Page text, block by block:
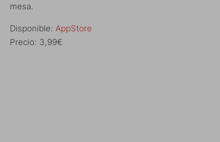
mesa.
Disponible: AppStore
Precio: 3,99€